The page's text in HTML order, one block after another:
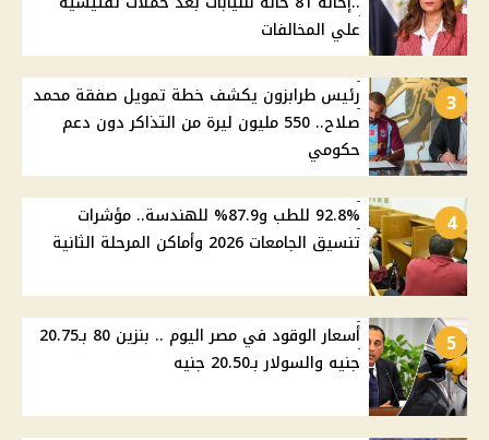
علي المخالفات
3
رئيس طرابزون يكشف خطة تمويل صفقة محمد
صلاح.. 550 مليون ليرة من التذاكر دون دعم
حكومي
4
92.8% للطب و87.9% للهندسة.. مؤشرات
تنسيق الجامعات 2026 وأماكن المرحلة الثانية
5
أسعار الوقود في مصر اليوم .. بنزين 80 بـ20.75
جنيه والسولار بـ20.50 جنيه